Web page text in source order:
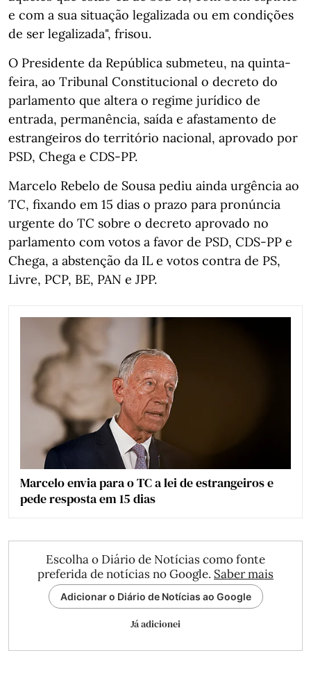
e com a sua situação legalizada ou em condições
de ser legalizada", frisou.
O Presidente da República submeteu, na quinta-
feira, ao Tribunal Constitucional o decreto do
parlamento que altera o regime jurídico de
entrada, permanência, saída e afastamento de
estrangeiros do território nacional, aprovado por
PSD, Chega e CDS-PP.
Marcelo Rebelo de Sousa pediu ainda urgência ao
TC, fixando em 15 dias o prazo para pronúncia
urgente do TC sobre o decreto aprovado no
parlamento com votos a favor de PSD, CDS-PP e
Chega, a abstenção da IL e votos contra de PS,
Livre, PCP, BE, PAN e JPP.
Marcelo envia para o TC a lei de estrangeiros e
pede resposta em 15 dias
Escolha o Diário de Notícias como fonte
preferida de notícias no Google. Saber mais
Adicionar o Diário de Notícias ao Google
Já adicionei